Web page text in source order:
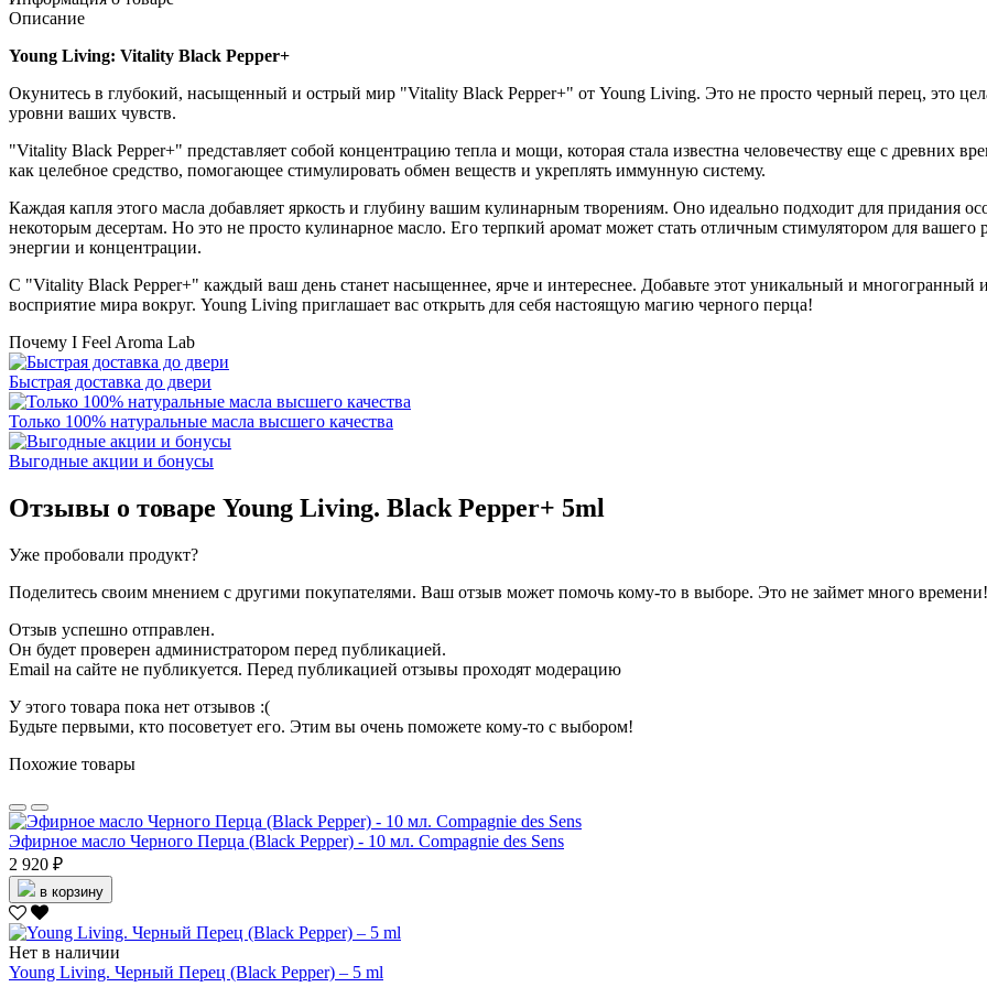
Описание
Young Living: Vitality Black Pepper+
Окунитесь в глубокий, насыщенный и острый мир "Vitality Black Pepper+" от Young Living. Это не просто черный перец, это
уровни ваших чувств.
"Vitality Black Pepper+" представляет собой концентрацию тепла и мощи, которая стала известна человечеству еще с древних
как целебное средство, помогающее стимулировать обмен веществ и укреплять иммунную систему.
Каждая капля этого масла добавляет яркость и глубину вашим кулинарным творениям. Оно идеально подходит для придания
некоторым десертам. Но это не просто кулинарное масло. Его терпкий аромат может стать отличным стимулятором для
энергии и концентрации.
С "Vitality Black Pepper+" каждый ваш день станет насыщеннее, ярче и интереснее. Добавьте этот уникальный и многогранный
восприятие мира вокруг. Young Living приглашает вас открыть для себя настоящую магию черного перца!
Почему I Feel Aroma Lab
Быстрая доставка до двери
Только 100% натуральные масла высшего качества
Выгодные акции и бонусы
Отзывы о товаре Young Living. Black Pepper+ 5ml
Уже пробовали продукт?
Поделитесь своим мнением с другими покупателями. Ваш отзыв может помочь кому-то в выборе. Это не займет много времени!
Отзыв успешно отправлен.
Он будет проверен администратором перед публикацией.
Email на сайте не публикуется. Перед публикацией отзывы проходят модерацию
У этого товара пока нет отзывов :(
Будьте первыми, кто посоветует его. Этим вы очень поможете кому-то с выбором!
Похожие товары
Эфирное масло Черного Перца (Black Pepper) - 10 мл. Compagnie des Sens
2 920 ₽
в корзину
Нет в наличии
Young Living. Черный Перец (Black Pepper) – 5 ml